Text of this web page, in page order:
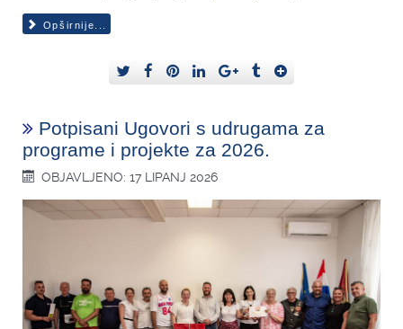
Opširnije...
Potpisani Ugovori s udrugama za
programe i projekte za 2026.
OBJAVLJENO: 17 LIPANJ 2026